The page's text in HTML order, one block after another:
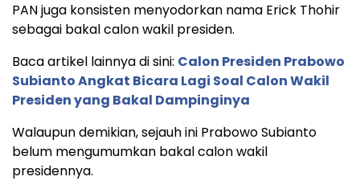
PAN juga konsisten menyodorkan nama Erick Thohir
sebagai bakal calon wakil presiden.
Baca artikel lainnya di sini: Calon Presiden Prabowo
Subianto Angkat Bicara Lagi Soal Calon Wakil
Presiden yang Bakal Dampinginya
Walaupun demikian, sejauh ini Prabowo Subianto
belum mengumumkan bakal calon wakil
presidennya.